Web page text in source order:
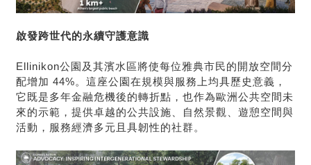
啟發跨世代的永續守護意識
Ellinikon公園及其濱水區將使每位雅典市民的開放空間分
配增加 44%。這座公園在規模與服務上均具歷史意義，
它既是多年金融危機後的轉折點，也作為歐洲公共空間未
來的示範，提供卓越的公共設施、自然景觀、遊憩空間與
活動，服務經濟多元且具韌性的社群。